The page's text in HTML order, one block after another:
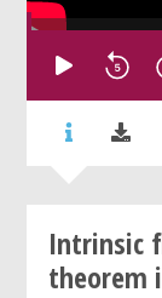
Intrinsic
theorem